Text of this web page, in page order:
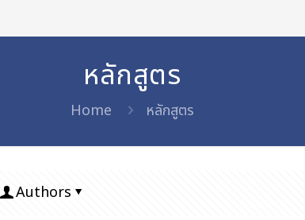
หลักสูตร
Home หลักสูตร
Authors